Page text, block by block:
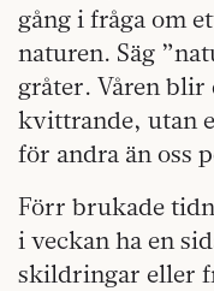
gång i fråga om
naturen. Säg
gråter. Våren
kvittrande, utan
för andra än oss
Förr brukade
i veckan ha en
skildringar eller